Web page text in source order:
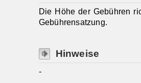
Die Höhe der Gebühren
Gebührensatzung.
Hinweise
-